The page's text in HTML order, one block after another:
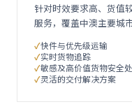
针对时效要求高、货值
服务，覆盖中澳主要城市
快件与优先级运输
实时货物追踪
敏感及高价值货物安全
灵活的交付解决方案